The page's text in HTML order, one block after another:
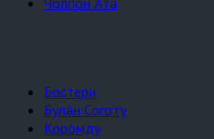
Бостери
Булан Соготу
Коромду